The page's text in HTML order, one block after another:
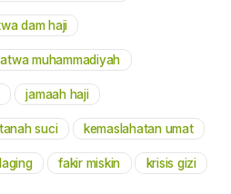
dam haji
muhammadiyah
jamaah haji
tanah suci kemaslahatan umat
fakir miskin krisis gizi